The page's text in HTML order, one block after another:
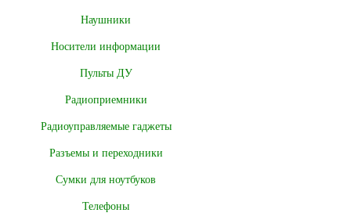
Наушники
Носители информации
Пульты ДУ
Радиоприемники
Радиоуправляемые гаджеты
Разъемы и переходники
Сумки для ноутбуков
Телефоны